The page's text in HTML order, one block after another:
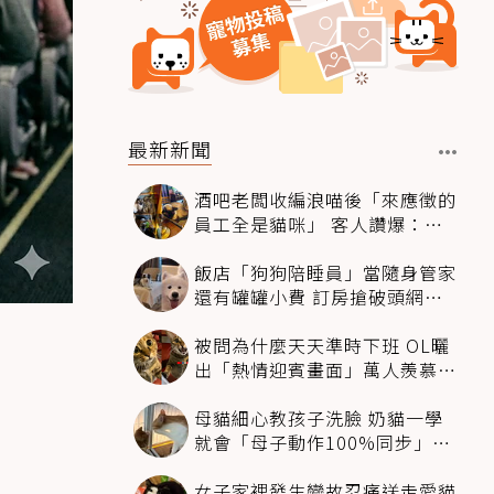
最新新聞
酒吧老闆收編浪喵後「來應徵的
員工全是貓咪」 客人讚爆：來
飯店「狗狗陪睡員」當隨身管家
還有罐罐小費 訂房搶破頭網友
被問為什麼天天準時下班 OL曬
出「熱情迎賓畫面」萬人羨慕：
母貓細心教孩子洗臉 奶貓一學
就會「母子動作100%同步」網